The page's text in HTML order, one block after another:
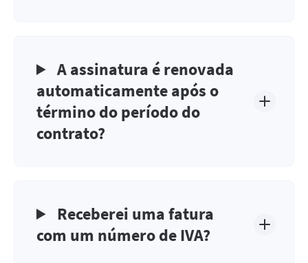
A assinatura é renovada
automaticamente após o
término do período do
contrato?
Receberei uma fatura
com um número de IVA?